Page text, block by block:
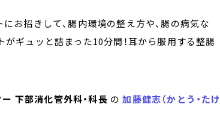
お招きして、腸内環境の整え方や、腸の病気な
ギュッと詰まった10分間！耳から服用する整腸
下部消化管外科・科長 の加藤健志（かとう・たけ